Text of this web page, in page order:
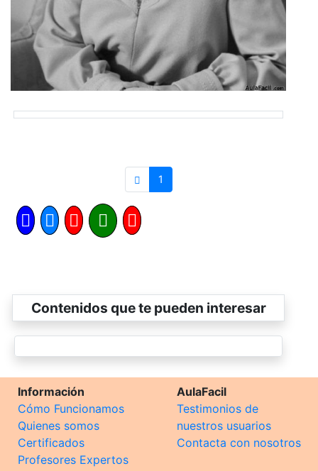
1
Contenidos que te pueden interesar
Información
Cómo Funcionamos
Quienes somos
Certificados
Profesores Expertos
AulaFacil
Testimonios de
nuestros usuarios
Contacta con nosotros